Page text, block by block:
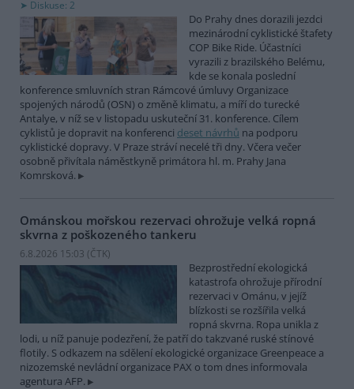
Diskuse: 2
Do Prahy dnes dorazili jezdci
mezinárodní cyklistické štafety
COP Bike Ride. Účastníci
vyrazili z brazilského Belému,
kde se konala poslední
konference smluvních stran Rámcové úmluvy Organizace
spojených národů (OSN) o změně klimatu, a míří do turecké
Antalye, v níž se v listopadu uskuteční 31. konference. Cílem
cyklistů je dopravit na konferenci deset návrhů na podporu
cyklistické dopravy. V Praze stráví necelé tři dny. Včera večer
osobně přivítala náměstkyně primátora hl. m. Prahy Jana
Komrsková.
Ománskou mořskou rezervaci ohrožuje velká ropná
skvrna z poškozeného tankeru
6.8.2026 15:03 (ČTK)
Bezprostřední ekologická
katastrofa ohrožuje přírodní
rezervaci v Ománu, v jejíž
blízkosti se rozšířila velká
ropná skvrna. Ropa unikla z
lodi, u níž panuje podezření, že patří do takzvané ruské stínové
flotily. S odkazem na sdělení ekologické organizace Greenpeace a
nizozemské nevládní organizace PAX o tom dnes informovala
agentura AFP.